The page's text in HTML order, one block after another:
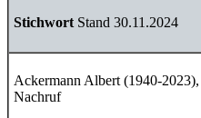
Stichwort Stand 30.11.2024
Ackermann Albert (1940-2023),
Nachruf